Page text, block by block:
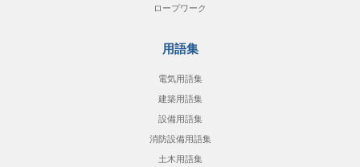
ロープワーク
用語集
電気用語集
建築用語集
設備用語集
消防設備用語集
土木用語集